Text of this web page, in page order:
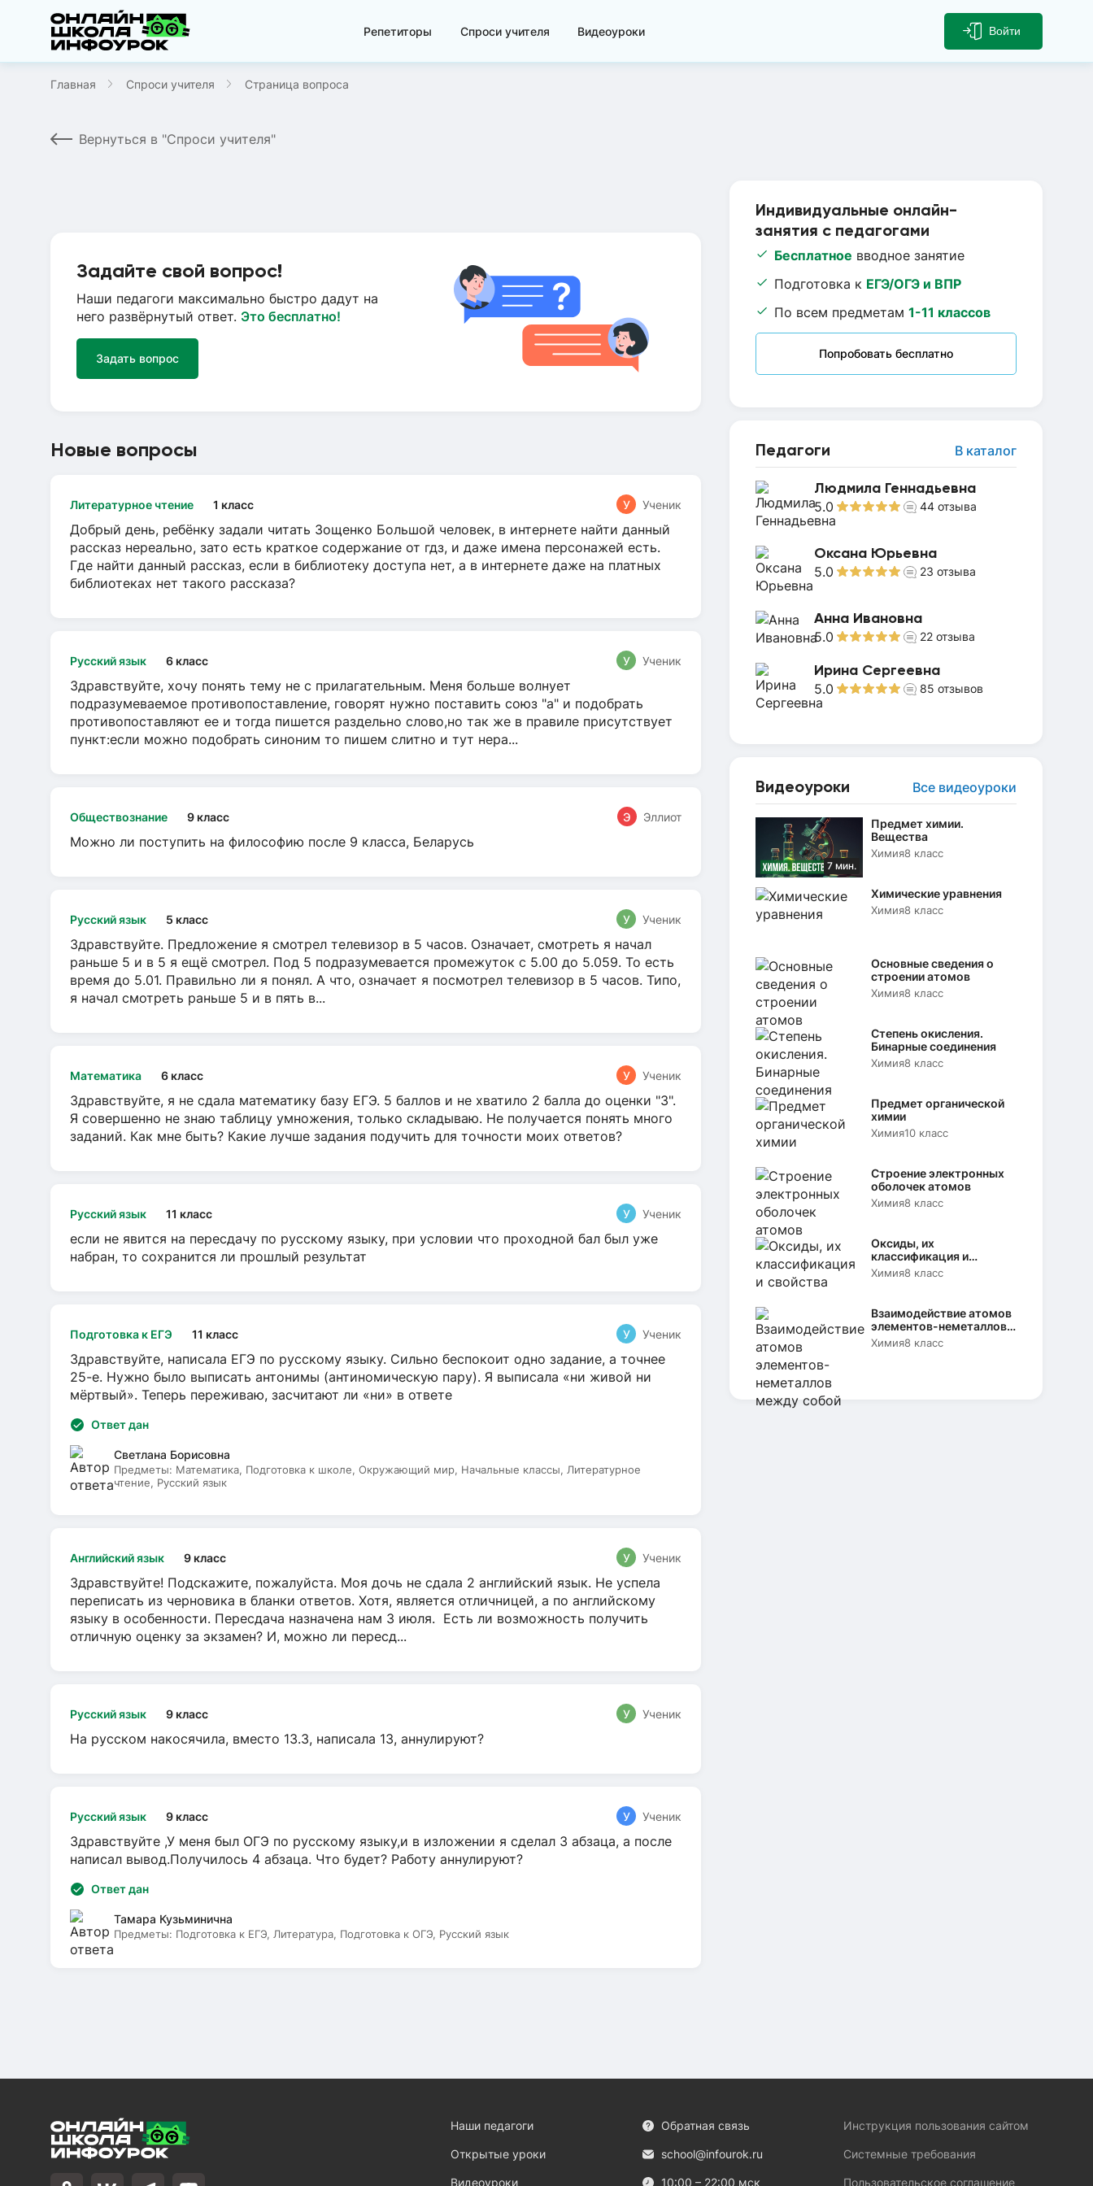
Репетиторы Спроси учителя Видеоуроки Войти
Главная Спроси учителя Страница вопроса
Вернуться в "Спроси учителя"
Индивидуальные онлайн-
занятия с педагогами
Бесплатное вводное занятие
Подготовка к ЕГЭ/ОГЭ и ВПР
По всем предметам 1-11 классов
Попробовать бесплатно
Педагоги В каталог
Людмила Геннадьевна
5.0 44 отзыва
Оксана Юрьевна
5.0 23 отзыва
Анна Ивановна
5.0 22 отзыва
Ирина Сергеевна
5.0 85 отзывов
Видеоуроки Все видеоуроки
7 мин.
Предмет химии.
Вещества
Химия8 класс
Химические уравнения
Химия8 класс
Основные сведения о
строении атомов
Химия8 класс
Степень окисления.
Бинарные соединения
Химия8 класс
Предмет органической
химии
Химия10 класс
Строение электронных
оболочек атомов
Химия8 класс
Оксиды, их
классификация и
свойства
Химия8 класс
Взаимодействие атомов
элементов-неметаллов
между собой
Химия8 класс
Задайте свой вопрос!
Наши педагоги максимально быстро дадут на
него развёрнутый ответ. Это бесплатно!
Задать вопрос
Новые вопросы
Литературное чтение 1 класс У Ученик
Добрый день, ребёнку задали читать Зощенко Большой человек, в интернете найти данный
рассказ нереально, зато есть краткое содержание от гдз, и даже имена персонажей есть.
Где найти данный рассказ, если в библиотеку доступа нет, а в интернете даже на платных
библиотеках нет такого рассказа?
Русский язык 6 класс У Ученик
Здравствуйте, хочу понять тему не с прилагательным. Меня больше волнует
подразумеваемое противопоставление, говорят нужно поставить союз "а" и подобрать
противопоставляют ее и тогда пишется раздельно слово,но так же в правиле присутствует
пункт:если можно подобрать синоним то пишем слитно и тут нера...
Обществознание 9 класс Э Эллиот
Можно ли поступить на философию после 9 класса, Беларусь
Русский язык 5 класс У Ученик
Здравствуйте. Предложение я смотрел телевизор в 5 часов. Означает, смотреть я начал
раньше 5 и в 5 я ещё смотрел. Под 5 подразумевается промежуток с 5.00 до 5.059. То есть
время до 5.01. Правильно ли я понял. А что, означает я посмотрел телевизор в 5 часов. Типо,
я начал смотреть раньше 5 и в пять в...
Математика 6 класс У Ученик
Здравствуйте, я не сдала математику базу ЕГЭ. 5 баллов и не хватило 2 балла до оценки "3".
Я совершенно не знаю таблицу умножения, только складываю. Не получается понять много
заданий. Как мне быть? Какие лучше задания подучить для точности моих ответов?
Русский язык 11 класс У Ученик
если не явится на пересдачу по русскому языку, при условии что проходной бал был уже
набран, то сохранится ли прошлый результат
Подготовка к ЕГЭ 11 класс У Ученик
Здравствуйте, написала ЕГЭ по русскому языку. Сильно беспокоит одно задание, а точнее
25-е. Нужно было выписать антонимы (антиномическую пару). Я выписала «ни живой ни
мёртвый». Теперь переживаю, засчитают ли «ни» в ответе
Ответ дан
Светлана Борисовна
Предметы: Математика, Подготовка к школе, Окружающий мир, Начальные классы, Литературное
чтение, Русский язык
Английский язык 9 класс У Ученик
Здравствуйте! Подскажите, пожалуйста. Моя дочь не сдала 2 английский язык. Не успела
переписать из черновика в бланки ответов. Хотя, является отличницей, а по английскому
языку в особенности. Пересдача назначена нам 3 июля. Есть ли возможность получить
отличную оценку за экзамен? И, можно ли пересд...
Русский язык 9 класс У Ученик
На русском накосячила, вместо 13.3, написала 13, аннулируют?
Русский язык 9 класс У Ученик
Здравствуйте ,У меня был ОГЭ по русскому языку,и в изложении я сделал 3 абзаца, а после
написал вывод.Получилось 4 абзаца. Что будет? Работу аннулируют?
Ответ дан
Тамара Кузьминична
Предметы: Подготовка к ЕГЭ, Литература, Подготовка к ОГЭ, Русский язык
Наши педагоги
Открытые уроки
Видеоуроки
Обратная связь
school@infourok.ru
10:00 – 22:00 мск
Инструкция пользования сайтом
Системные требования
Пользовательское соглашение